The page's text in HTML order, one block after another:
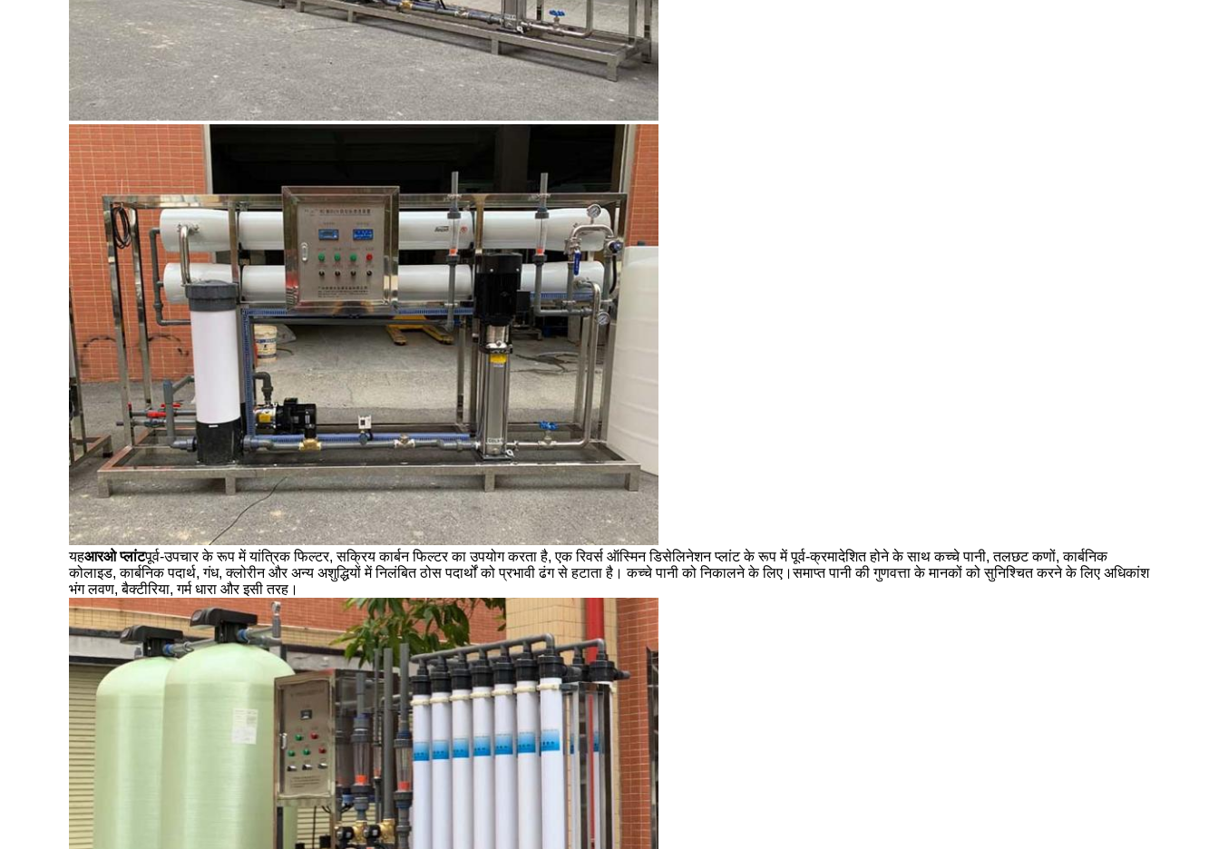
यहआरओ प्लांटपूर्व-उपचार के रूप में यांत्रिक फिल्टर, सक्रिय कार्बन फिल्टर का उपयोग करता है, एक रिवर्स ऑस्मिन डिसेलिनेशन प्लांट के रूप में पूर्व-क्रमादेशित होने के साथ कच्चे पानी, तलछट कणों, कार्बनिक
कोलाइड, कार्बनिक पदार्थ, गंध, क्लोरीन और अन्य अशुद्धियों में निलंबित ठोस पदार्थों को प्रभावी ढंग से हटाता है। कच्चे पानी को निकालने के लिए।समाप्त पानी की गुणवत्ता के मानकों को सुनिश्चित करने के लिए अधिकांश
भंग लवण, बैक्टीरिया, गर्म धारा और इसी तरह।